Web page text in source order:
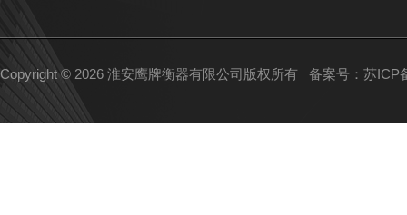
Copyright © 2026 淮安鹰牌衡器有限公司版权所有 备案号：苏ICP